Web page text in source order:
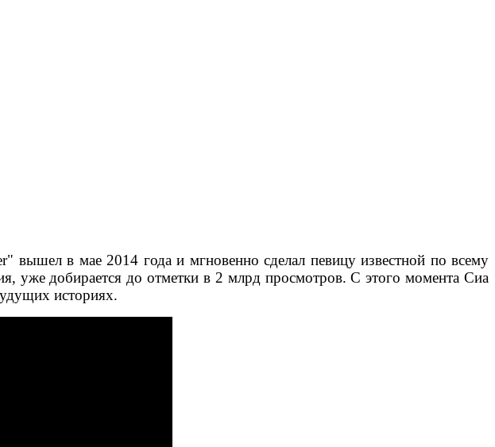
вышел в мае 2014 года и мгновенно сделал певицу известной по всему
уже добирается до отметки в 2 млрд просмотров. С этого момента Сиа
историях.